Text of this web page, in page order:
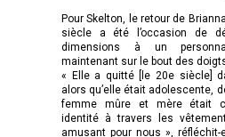
Pour Skelton, le retour de
siècle a été l’occasion de
dimensions à un
maintenant sur le bout des
« Elle a quitté [le 20e siècle]
alors qu’elle était adolescente,
femme mûre et mère était
identité à travers les
amusant pour nous », réfléchit-